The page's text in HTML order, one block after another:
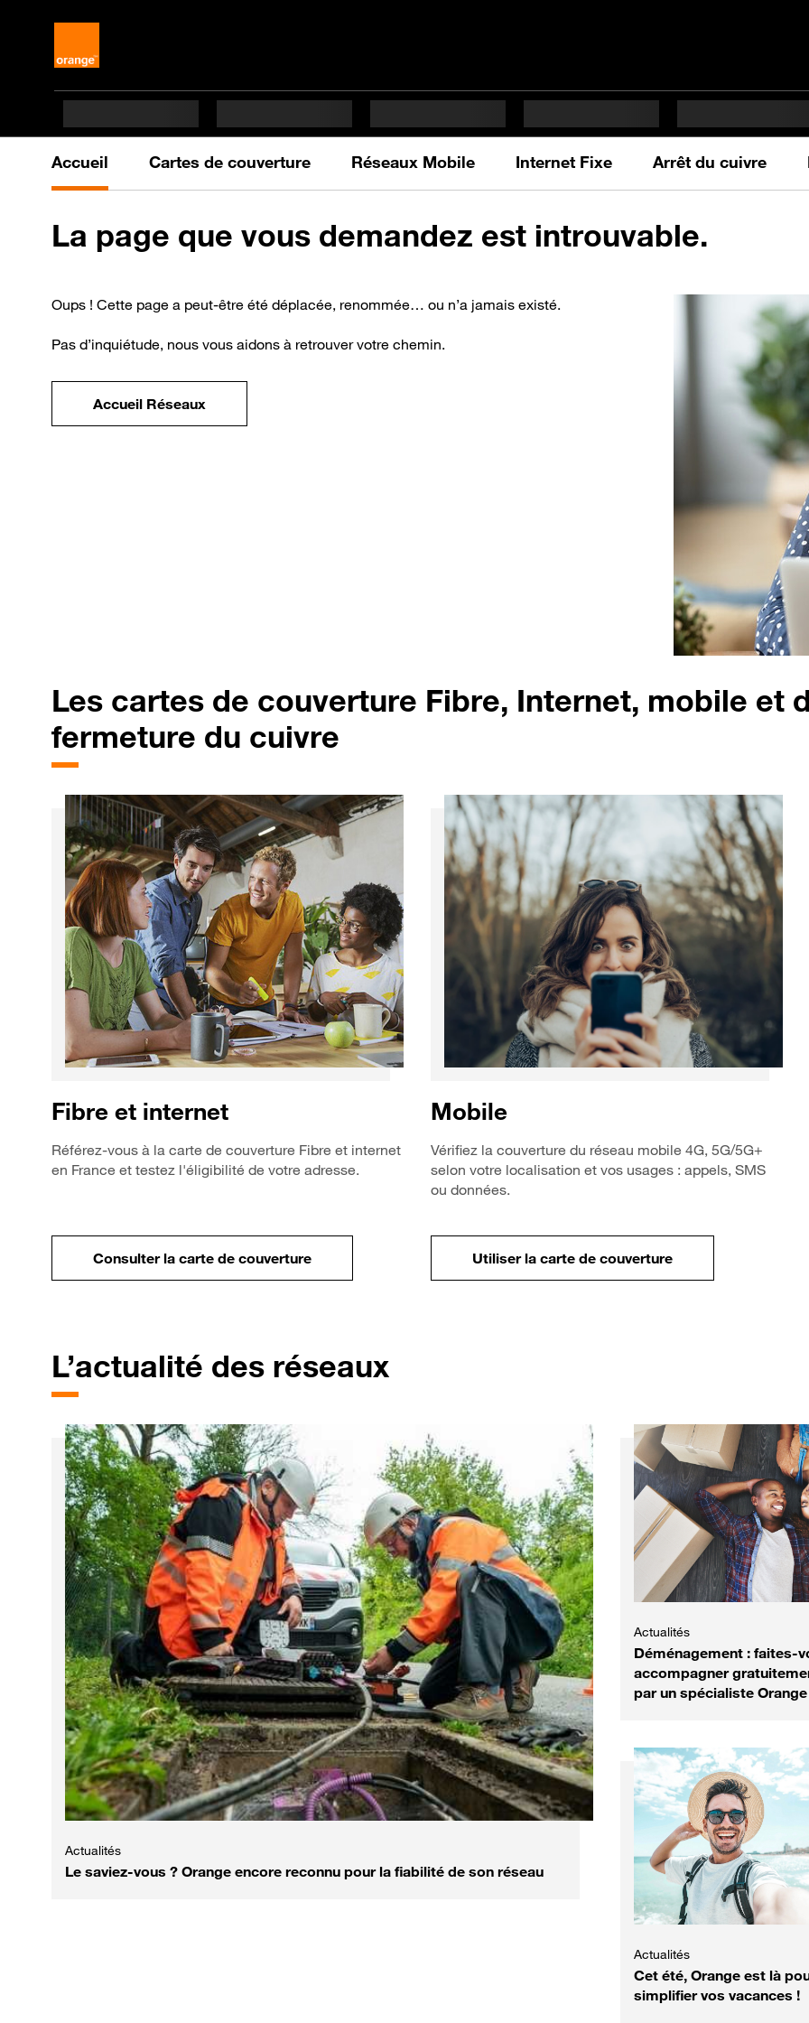
Accueil Cartes de couverture Réseaux Mobile Internet Fixe Arrêt du cuivre
La page que vous demandez est introuvable.
Oups ! Cette page a peut-être été déplacée, renommée… ou n’a jamais existé.
Pas d’inquiétude, nous vous aidons à retrouver votre chemin.
Accueil Réseaux
Les cartes de couverture Fibre, Internet, mobile et
fermeture du cuivre
Fibre et internet
Référez-vous à la carte de couverture Fibre et internet
en France et testez l'éligibilité de votre adresse.
Consulter la carte de couverture
Mobile
Vérifiez la couverture du réseau mobile 4G, 5G/5G+
selon votre localisation et vos usages : appels, SMS
ou données.
Utiliser la carte de couverture
L’actualité des réseaux
Actualités
Le saviez-vous ? Orange encore reconnu pour la fiabilité de son réseau
Actualités
Déménagement : faites-
accompagner
par un spécialiste Orange
Actualités
Cet été, Orange est là
simplifier vos vacances !